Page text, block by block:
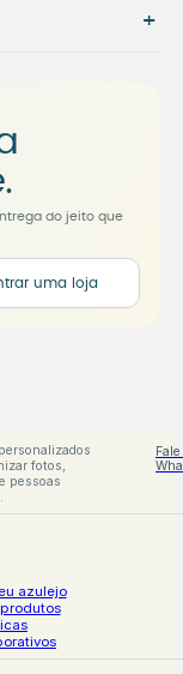
+
do jeito que
uma loja
fotos,
pessoas
azulejo